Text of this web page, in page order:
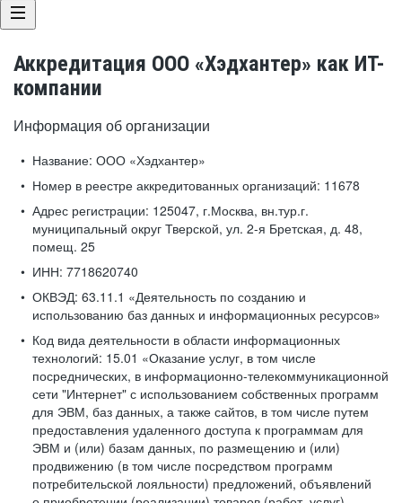
Аккредитация ООО «Хэдхантер» как ИТ-
компании
Информация об организации
Название: ООО «Хэдхантер»
Номер в реестре аккредитованных организаций: 11678
Адрес регистрации: 125047, г.Москва, вн.тур.г.
муниципальный округ Тверской, ул. 2-я Бретская, д. 48,
помещ. 25
ИНН: 7718620740
ОКВЭД: 63.11.1 «Деятельность по созданию и
использованию баз данных и информационных ресурсов»
Код вида деятельности в области информационных
технологий: 15.01 «Оказание услуг, в том числе
посреднических, в информационно-телекоммуникационной
сети "Интернет" с использованием собственных программ
для ЭВМ, баз данных, а также сайтов, в том числе путем
предоставления удаленного доступа к программам для
ЭВМ и (или) базам данных, по размещению и (или)
продвижению (в том числе посредством программ
потребительской лояльности) предложений, объявлений